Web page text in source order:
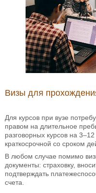
Визы для
Для курсов при вузе
правом на длительное
разговорных курсов на
краткосрочной со сроком
В любом случае помимо
документы: страховку,
подтверждать
счета.